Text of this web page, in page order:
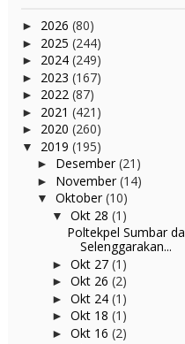
► 2026 (80)
► 2025 (244)
► 2024 (249)
► 2023 (167)
► 2022 (87)
► 2021 (421)
► 2020 (260)
▼ 2019 (195)
► Desember(21)
► November(14)
▼ Oktober(10)
▼ Okt 28 (1)
Poltekpel Sumbar
Selenggarakan...
► Okt 27 (1)
► Okt 26 (2)
► Okt 24 (1)
► Okt 18 (1)
► Okt 16 (2)